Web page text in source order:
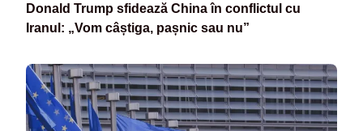
Donald Trump sfidează China în conflictul cu
Iranul: „Vom câștiga, pașnic sau nu”